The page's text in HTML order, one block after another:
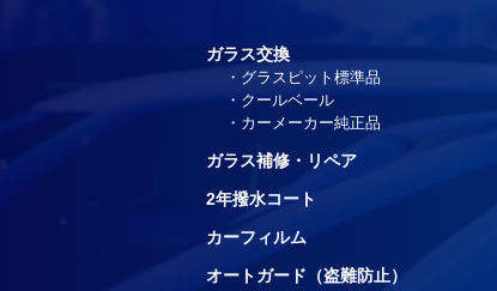
ガラス交換
グラスピット標準品
クールベール
カーメーカー純正品
ガラス補修・リペア
2年撥水コート
カーフィルム
オートガード（盗難防止）